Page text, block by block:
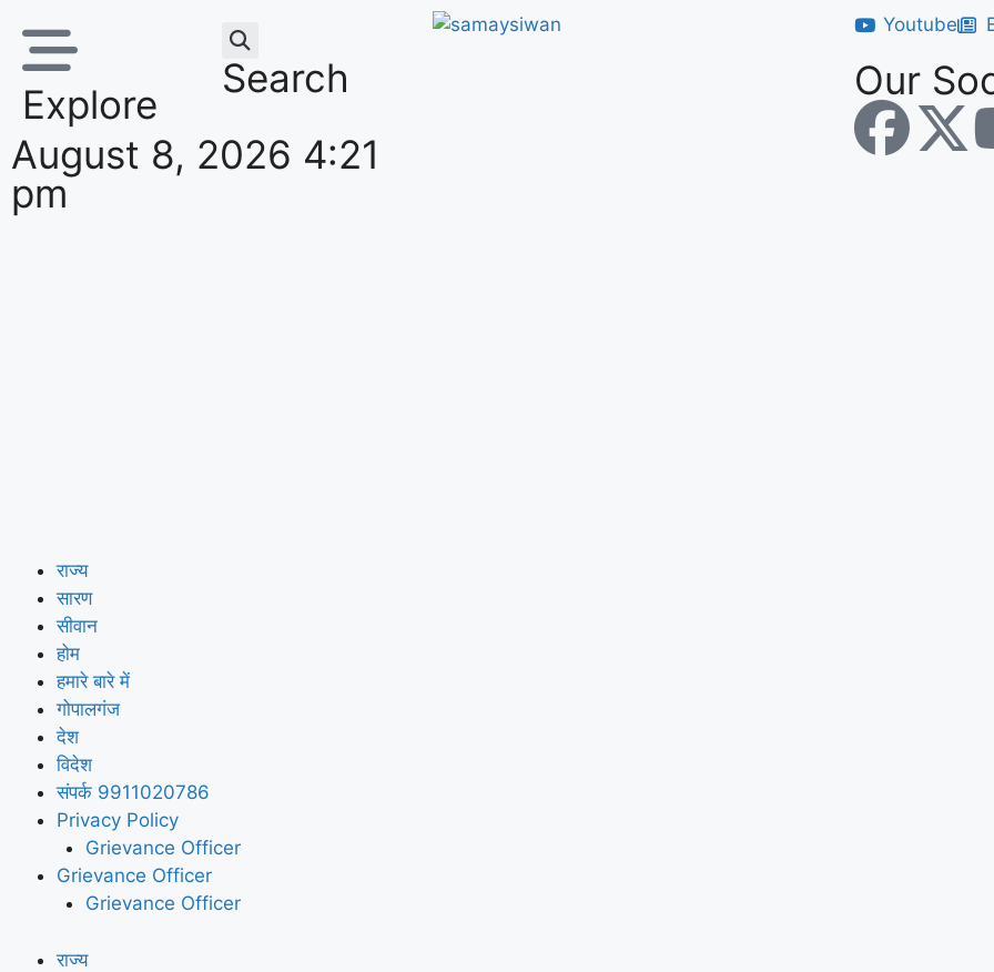
Explore
Search
August 8, 2026 4:21
pm
Youtube
Our
राज्य
सारण
सीवान
होम
हमारे बारे में
गोपालगंज
देश
विदेश
संपर्क 9911020786
Privacy Policy
Grievance Officer
Grievance Officer
Grievance Officer
राज्य